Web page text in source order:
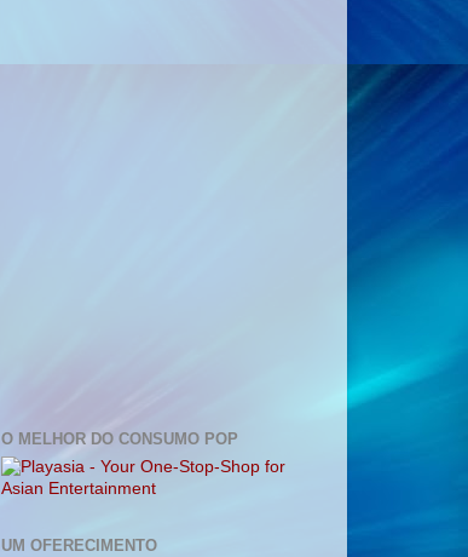
O MELHOR DO CONSUMO POP
UM OFERECIMENTO